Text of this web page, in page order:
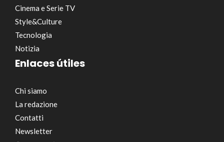
Cinema e Serie TV
Style&Culture
Tecnologia
Notizia
Enlaces útiles
Chi siamo
La redazione
Contatti
Newsletter